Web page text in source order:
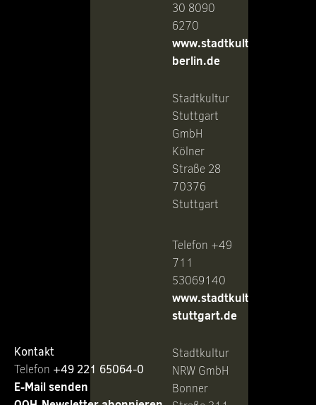
Kontakt
Telefon ‭ +49 221 65064-0
E-Mail senden
30 8090
6270
www.stadtkultur-
berlin.de
Stadtkultur
Stuttgart
GmbH
Kölner
Straße 28
70376
Stuttgart
Telefon +49
711
53069140
www.stadtkultur-
stuttgart.de
Stadtkultur
NRW GmbH
Bonner